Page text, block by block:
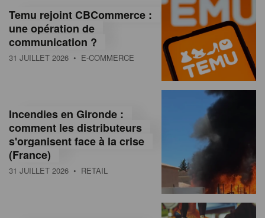
M
a
g
n
e
Temu rejoint CBCommerce :
une opération de
communication ?
31 JUILLET 2026 • E-COMMERCE
Incendies en Gironde :
comment les distributeurs
s'organisent face à la crise
(France)
31 JUILLET 2026 • RETAIL